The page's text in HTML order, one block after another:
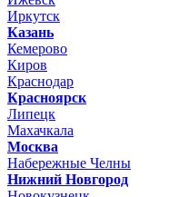
Иркутск
Казань
Кемерово
Киров
Краснодар
Красноярск
Липецк
Махачкала
Москва
Набережные Челны
Нижний Новгород